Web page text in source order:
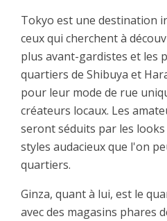
Tokyo est une destination
ceux qui cherchent à
plus avant-gardistes et les
quartiers de Shibuya et
pour leur mode de rue
créateurs locaux. Les
seront séduits par les
styles audacieux que l'on
quartiers.
Ginza, quant à lui, est le
avec des magasins phares